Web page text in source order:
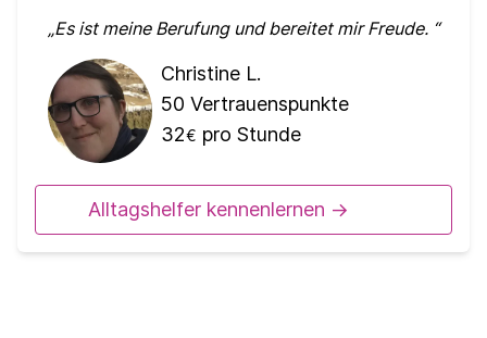
Es ist meine Berufung und bereitet mir Freude.
Christine L.
50 Vertrauenspunkte
32€ pro Stunde
Alltagshelfer kennenlernen ->